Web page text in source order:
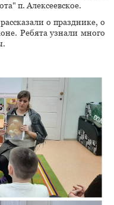
п. Алексеевское.
о празднике, о
Ребята узнали много